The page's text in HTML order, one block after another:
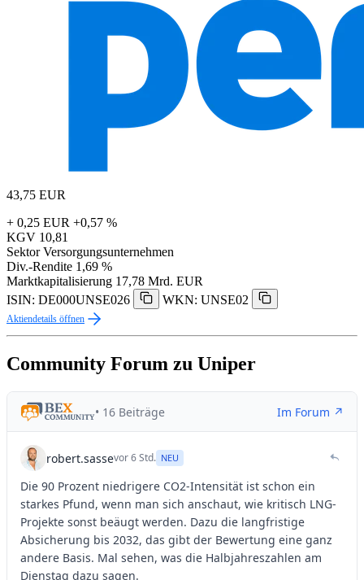
43,75 EUR
+ 0,25 EUR +0,57 %
KGV 10,81
Sektor Versorgungsunternehmen
Div.-Rendite 1,69 %
Marktkapitalisierung 17,78 Mrd. EUR
ISIN: DE000UNSE026
WKN: UNSE02
Aktiendetails öffnen
Community Forum zu Uniper